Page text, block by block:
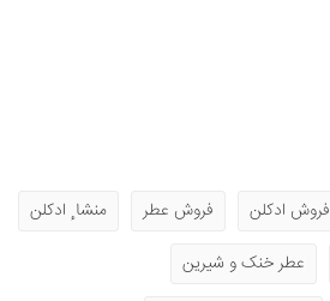
فروش ادکلن فروش عطر
منشا ٕ ادکلن
عطر خنک و شیرین